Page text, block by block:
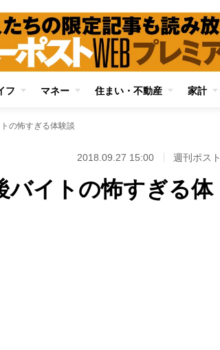
フ マネー 住まい・不動産 家計
の怖すぎる体験談
2018.09.27 15:00 週刊ポスト
バイトの怖すぎる体